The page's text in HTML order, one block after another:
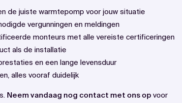
de juiste warmtepomp voor jouw situatie
vergunningen en meldingen
monteurs met alle vereiste certificeringen
als de installatie
en een lange levensduur
alles vooraf duidelijk
Neem vandaag nog contact met ons op voor